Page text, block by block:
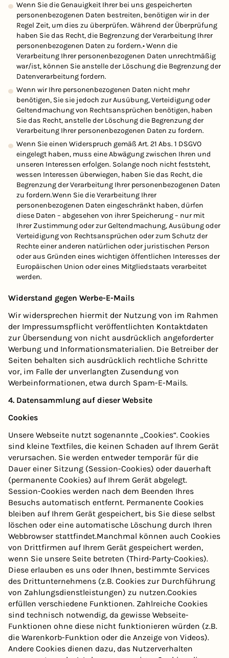
Wenn Sie die Genauigkeit Ihrer bei uns gespeicherten
personenbezogenen Daten bestreiten, benötigen wir in der
Regel Zeit, um dies zu überprüfen. Während der Überprüfung
haben Sie das Recht, die Begrenzung der Verarbeitung Ihrer
personenbezogenen Daten zu fordern.• Wenn die
Verarbeitung Ihrer personenbezogenen Daten unrechtmäßig
war/ist, können Sie anstelle der Löschung die Begrenzung der
Datenverarbeitung fordern.
Wenn wir Ihre personenbezogenen Daten nicht mehr
benötigen, Sie sie jedoch zur Ausübung, Verteidigung oder
Geltendmachung von Rechtsansprüchen benötigen, haben
Sie das Recht, anstelle der Löschung die Begrenzung der
Verarbeitung Ihrer personenbezogenen Daten zu fordern.
Wenn Sie einen Widerspruch gemäß Art. 21 Abs. 1 DSGVO
eingelegt haben, muss eine Abwägung zwischen Ihren und
unseren Interessen erfolgen. Solange noch nicht feststeht,
wessen Interessen überwiegen, haben Sie das Recht, die
Begrenzung der Verarbeitung Ihrer personenbezogenen Daten
zu fordern.Wenn Sie die Verarbeitung Ihrer
personenbezogenen Daten eingeschränkt haben, dürfen
diese Daten – abgesehen von ihrer Speicherung – nur mit
Ihrer Zustimmung oder zur Geltendmachung, Ausübung oder
Verteidigung von Rechtsansprüchen oder zum Schutz der
Rechte einer anderen natürlichen oder juristischen Person
oder aus Gründen eines wichtigen öffentlichen Interesses der
Europäischen Union oder eines Mitgliedstaats verarbeitet
werden.
Widerstand gegen Werbe-E-Mails
Wir widersprechen hiermit der Nutzung von im Rahmen
der Impressumspflicht veröffentlichten Kontaktdaten
zur Übersendung von nicht ausdrücklich angeforderter
Werbung und Informationsmaterialien. Die Betreiber der
Seiten behalten sich ausdrücklich rechtliche Schritte
vor, im Falle der unverlangten Zusendung von
Werbeinformationen, etwa durch Spam-E-Mails.
4. Datensammlung auf dieser Website
Cookies
Unsere Webseite nutzt sogenannte „Cookies“. Cookies
sind kleine Textfiles, die keinen Schaden auf Ihrem Gerät
verursachen. Sie werden entweder temporär für die
Dauer einer Sitzung (Session-Cookies) oder dauerhaft
(permanente Cookies) auf Ihrem Gerät abgelegt.
Session-Cookies werden nach dem Beenden Ihres
Besuchs automatisch entfernt. Permanente Cookies
bleiben auf Ihrem Gerät gespeichert, bis Sie diese selbst
löschen oder eine automatische Löschung durch Ihren
Webbrowser stattfindet.Manchmal können auch Cookies
von Drittfirmen auf Ihrem Gerät gespeichert werden,
wenn Sie unsere Seite betreten (Third-Party-Cookies).
Diese erlauben es uns oder Ihnen, bestimmte Services
des Drittunternehmens (z.B. Cookies zur Durchführung
von Zahlungsdienstleistungen) zu nutzen.Cookies
erfüllen verschiedene Funktionen. Zahlreiche Cookies
sind technisch notwendig, da gewisse Webseite-
Funktionen ohne diese nicht funktionieren würden (z.B.
die Warenkorb-Funktion oder die Anzeige von Videos).
Andere Cookies dienen dazu, das Nutzerverhalten